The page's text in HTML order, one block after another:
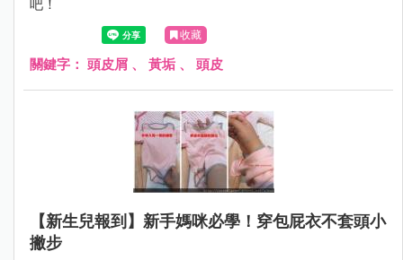
吧！
收藏
關鍵字： 頭皮屑 、 黃垢 、 頭皮
【新生兒報到】新手媽咪必學！穿包屁衣不套頭小
撇步